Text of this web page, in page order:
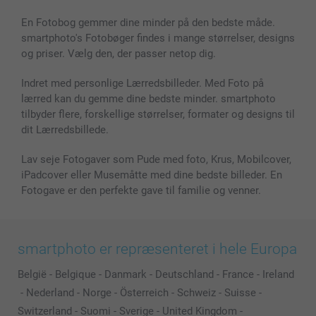
Cover til mobil & tablet
MyNameBook
Fotorammer & Tilbehør
Alle fotoprodukter
Sitemap
Betingelser og garantier
smartbonus
Priser & betaling
En Fotobog gemmer dine minder på den bedste måde.
smartphoto's Fotobøger findes i mange størrelser, designs
og priser. Vælg den, der passer netop dig.
Indret med personlige Lærredsbilleder. Med Foto på
lærred kan du gemme dine bedste minder. smartphoto
tilbyder flere, forskellige størrelser, formater og designs til
dit Lærredsbillede.
Lav seje Fotogaver som Pude med foto, Krus, Mobilcover,
iPadcover eller Musemåtte med dine bedste billeder. En
Fotogave er den perfekte gave til familie og venner.
smartphoto er repræsenteret i hele Europa
België - Belgique - Danmark - Deutschland - France - Ireland
- Nederland - Norge - Österreich - Schweiz - Suisse -
Switzerland - Suomi - Sverige - United Kingdom -